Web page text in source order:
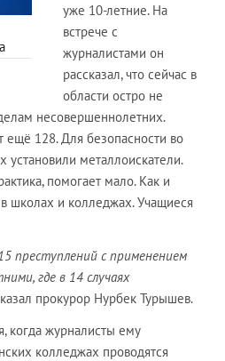
уже 10-летние. На
встрече с
журналистами он
рассказал, что сейчас в
области остро не
несовершеннолетних.
ещё 128. Для безопасности во
установили металлоискатели.
помогает мало. Как и
школах и колледжах. Учащиеся
преступлений с применением
где в 14 случаях
прокурор Нурбек Турышев.
когда журналисты ему
колледжах проводятся